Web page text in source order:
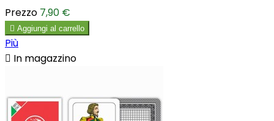
Prezzo 7,90 €
 Aggiungi al carrello
Più
 In magazzino